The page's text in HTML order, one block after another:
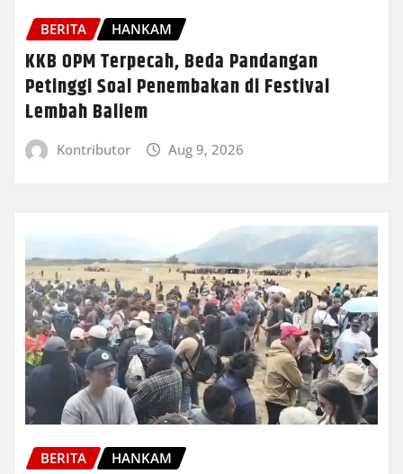
BERITA HANKAM
KKB OPM Terpecah, Beda Pandangan
Petinggi Soal Penembakan di Festival
Lembah Baliem
Kontributor Aug 9, 2026
BERITA HANKAM